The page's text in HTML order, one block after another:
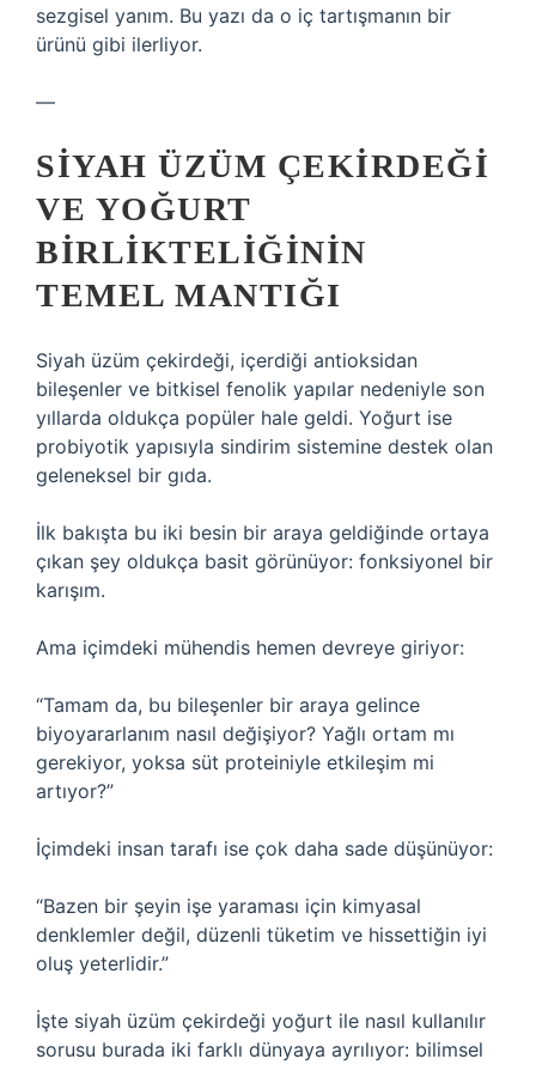
sezgisel yanım. Bu yazı da o iç tartışmanın bir
ürünü gibi ilerliyor.
—
SIYAH ÜZÜM ÇEKIRDEĞI
VE YOĞURT
BIRLIKTELIĞININ
TEMEL MANTIĞI
Siyah üzüm çekirdeği, içerdiği antioksidan
bileşenler ve bitkisel fenolik yapılar nedeniyle son
yıllarda oldukça popüler hale geldi. Yoğurt ise
probiyotik yapısıyla sindirim sistemine destek olan
geleneksel bir gıda.
İlk bakışta bu iki besin bir araya geldiğinde ortaya
çıkan şey oldukça basit görünüyor: fonksiyonel bir
karışım.
Ama içimdeki mühendis hemen devreye giriyor:
“Tamam da, bu bileşenler bir araya gelince
biyoyararlanım nasıl değişiyor? Yağlı ortam mı
gerekiyor, yoksa süt proteiniyle etkileşim mi
artıyor?”
İçimdeki insan tarafı ise çok daha sade düşünüyor:
“Bazen bir şeyin işe yaraması için kimyasal
denklemler değil, düzenli tüketim ve hissettiğin iyi
oluş yeterlidir.”
İşte siyah üzüm çekirdeği yoğurt ile nasıl kullanılır
sorusu burada iki farklı dünyaya ayrılıyor: bilimsel